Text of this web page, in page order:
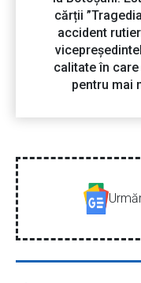
cărții
accident
calitate în
pentru mai